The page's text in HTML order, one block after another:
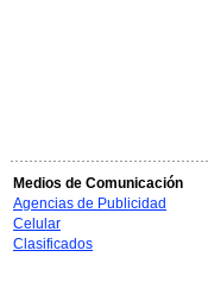
Medios de Comunicación
Agencias de Publicidad
Celular
Clasificados